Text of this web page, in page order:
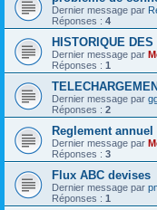
Dernier message par
Réponses : 4
HISTORIQUE DES
Dernier message par
Réponses : 1
Dernier message par
Réponses : 2
Reglement
Dernier message par
Réponses : 3
Flux ABC devises
Dernier message par
Réponses : 1